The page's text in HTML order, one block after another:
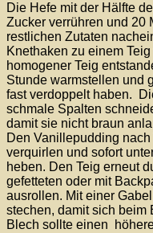
Die Hefe mit der Hälfte
Zucker verrühren und
restlichen Zutaten
Knethaken zu einem
homogener Teig
Stunde warmstellen und
fast verdoppelt haben.
schmale Spalten
damit sie nicht braun
Den Vanillepudding
verquirlen und sofort
heben. Den Teig erneut
gefetteten oder mit
ausrollen. Mit einer
stechen, damit sich
Blech sollte einen